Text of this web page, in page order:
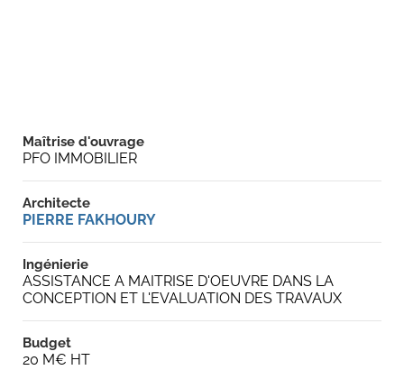
Maîtrise d'ouvrage
PFO IMMOBILIER
Architecte
PIERRE FAKHOURY
Ingénierie
ASSISTANCE A MAITRISE D'OEUVRE DANS LA
CONCEPTION ET L'EVALUATION DES TRAVAUX
Budget
20 M€ HT